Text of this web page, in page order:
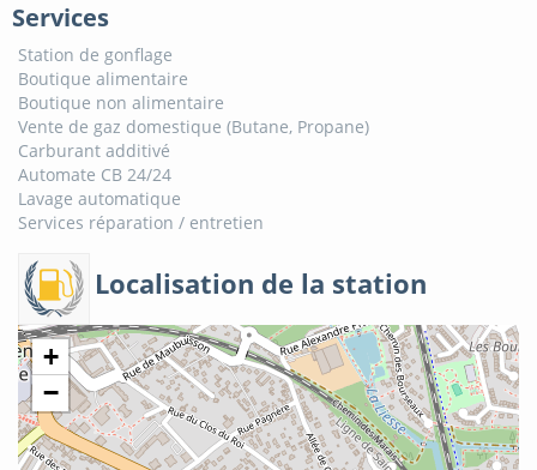
Services
Station de gonflage
Boutique alimentaire
Boutique non alimentaire
Vente de gaz domestique (Butane, Propane)
Carburant additivé
Automate CB 24/24
Lavage automatique
Services réparation / entretien
Localisation de la station
+
−